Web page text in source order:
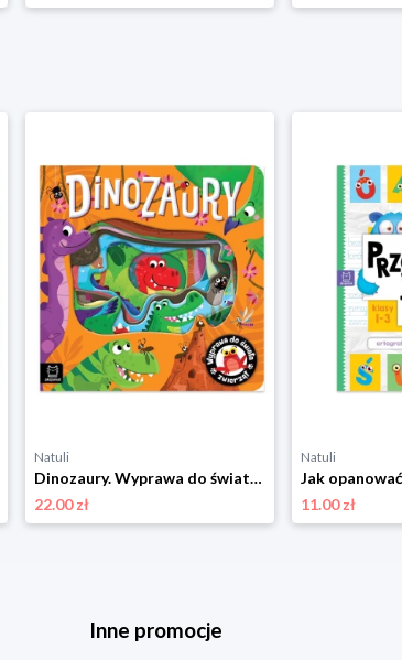
Natuli
Dinozaury. Wyprawa do świata zwierząt Aksjomat
22.00 zł
Natuli
11.00 zł
Inne promocje